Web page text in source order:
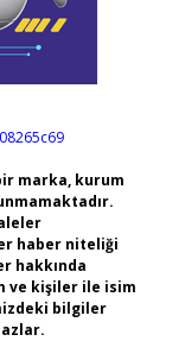
marka, kurum
haber niteliği
hakkında
ve kişiler ile isim
bilgiler